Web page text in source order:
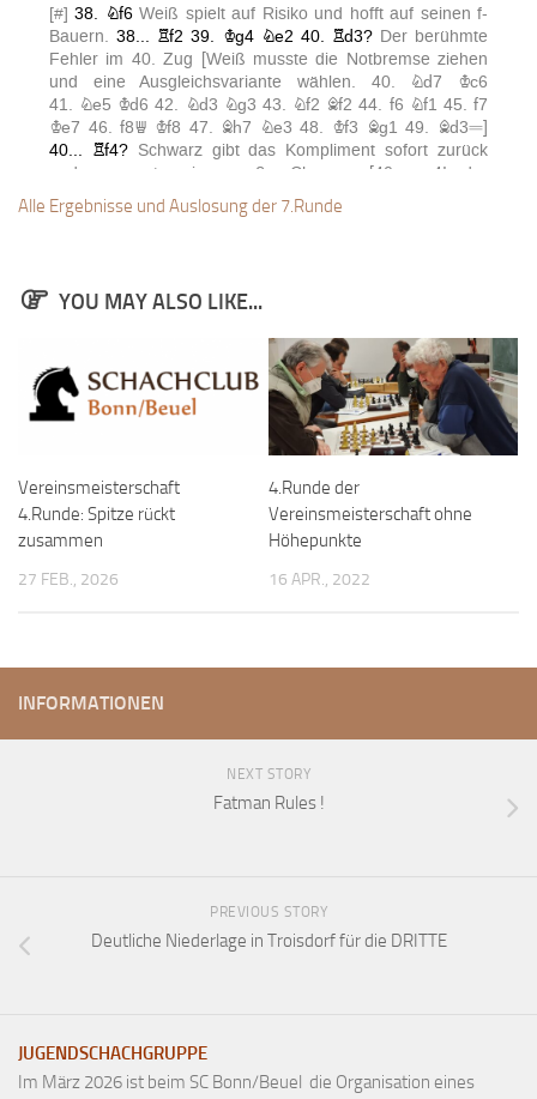
Datenschutzordnung
En passant
BKV
Ausschreibungen
Links
Alle Ergebnisse und Auslosung der 7.Runde
YOU MAY ALSO LIKE...
Vereinsmeisterschaft
4.Runde: Spitze rückt
zusammen
27 FEB., 2026
4.Runde der
Vereinsmeisterschaft ohne
Höhepunkte
16 APR., 2022
INFORMATIONEN
NEXT STORY
Fatman Rules !
PREVIOUS STORY
Deutliche Niederlage in Troisdorf für die DRITTE
JUGENDSCHACHGRUPPE
Im März 2026 ist beim SC Bonn/Beuel die Organisation eines